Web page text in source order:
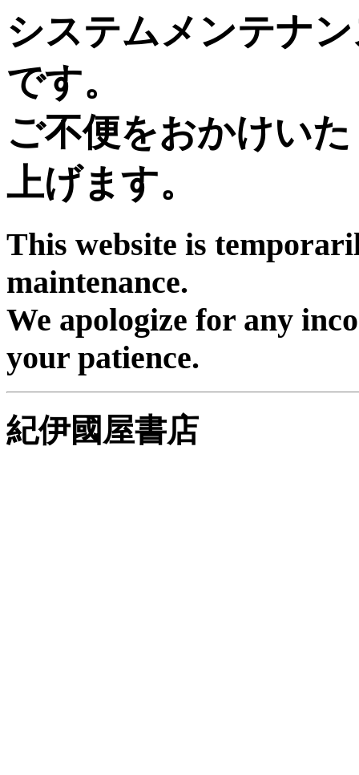
システムメンテナ
です。
ご不便をおかけい
上げます。
This website is
maintenance.
We apologize for any
your patience.
紀伊國屋書店